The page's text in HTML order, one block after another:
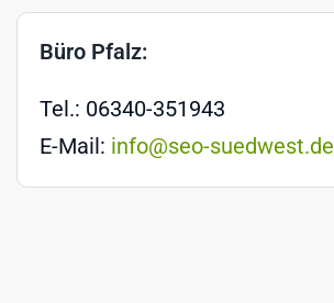
Büro Pfalz:
Tel.: 06340-351943
E-Mail: info@seo-suedwest.de